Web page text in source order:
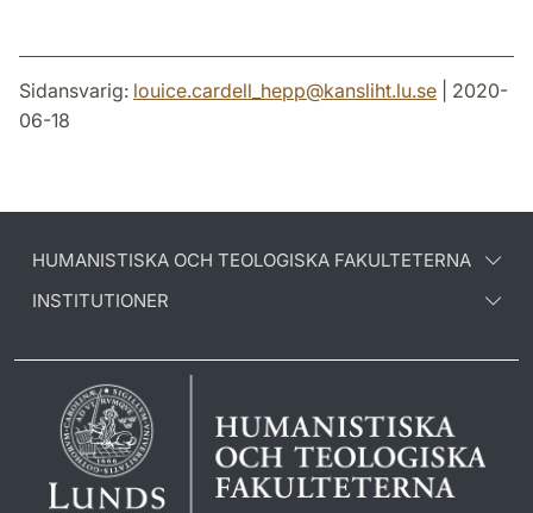
Sidansvarig: louice.cardell_hepp@kansliht.lu.se | 2020-
06-18
HUMANISTISKA OCH TEOLOGISKA FAKULTETERNA
INSTITUTIONER